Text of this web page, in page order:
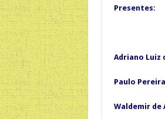
Presentes:
Adriano Luiz
Paulo
Waldemir de